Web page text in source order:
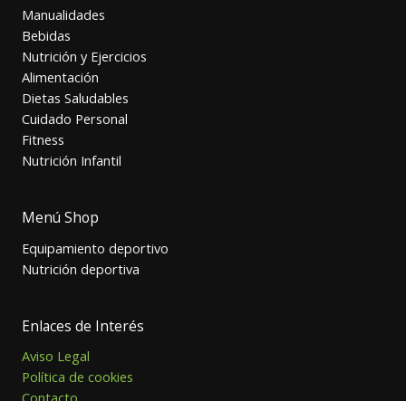
Manualidades
Bebidas
Nutrición y Ejercicios
Alimentación
Dietas Saludables
Cuidado Personal
Fitness
Nutrición Infantil
Menú Shop
Equipamiento deportivo
Nutrición deportiva
Enlaces de Interés
Aviso Legal
Política de cookies